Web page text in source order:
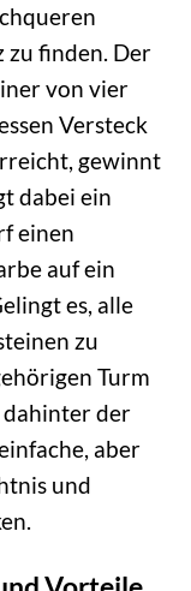
zu finden. Der
von vier
Versteck
gewinnt
dabei ein
einen
auf ein
es, alle
zu
Turm
dahinter der
aber
und